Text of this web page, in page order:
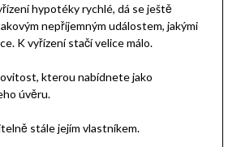
hypotéky rychlé, dá se ještě
nepříjemným událostem, jakými
K vyřízení stačí velice málo.
kterou nabídnete jako
úvěru.
stále jejím vlastníkem.